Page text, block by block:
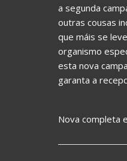
a segunda
outras cousas
que máis se
organismo
esta nova
garanta a
Nova completa